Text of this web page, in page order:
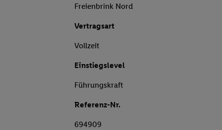
Freienbrink Nord
Vertragsart
Vollzeit
Einstiegslevel
Führungskraft
Referenz-Nr.
694909